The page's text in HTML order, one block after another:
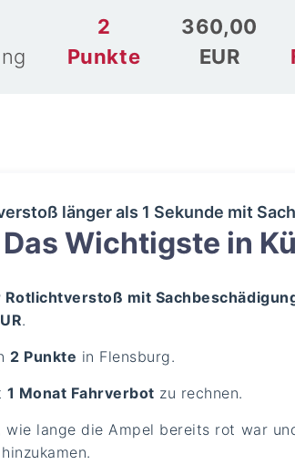
2
Punkte
360,00
EUR
länger als 1 Sekunde mit
Das Wichtigste in
mit
.
2 Punkte in Flensburg.
1 Monat Fahrverbot zu rechnen.
wie lange die Ampel bereits rot war